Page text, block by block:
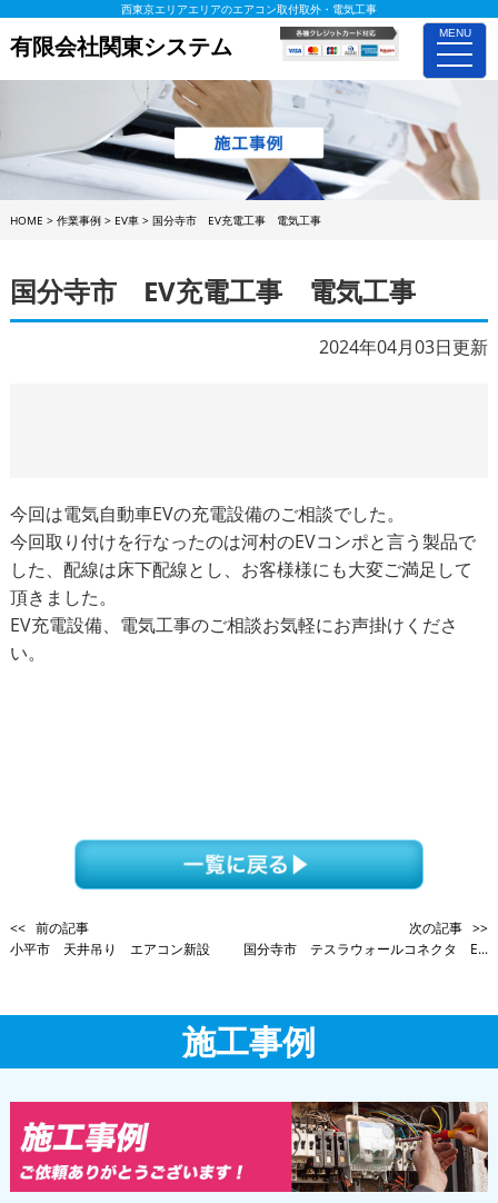
MENU
toggle
西東京エリアエリアのエアコン取付取外・電気工事
有限会社関東システム
HOME > 作業事例> EV車> 国分寺市 EV充電工事 電気工事
国分寺市 EV充電工事 電気工事
2024年04月03日更新
今回は電気自動車EVの充電設備のご相談でした。
今回取り付けを行なったのは河村のEVコンポと言う製品で
した、配線は床下配線とし、お客様様にも大変ご満足して
頂きました。
EV充電設備、電気工事のご相談お気軽にお声掛けくださ
い。
<< 前の記事
小平市 天井吊り エアコン新設
次の記事 >>
国分寺市 テスラウォールコネクタ E...
施工事例